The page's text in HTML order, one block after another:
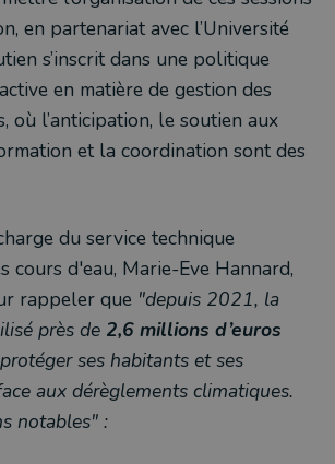
en partenariat avec l’Université
s’inscrit dans une politique
en matière de gestion des
où l’anticipation, le soutien aux
et la coordination sont des
du service technique
cours d'eau, Marie-Eve Hannard,
rappeler que "depuis 2021, la
près de 2,6 millions d’euros
ses habitants et ses
aux dérèglements climatiques.
notables" :